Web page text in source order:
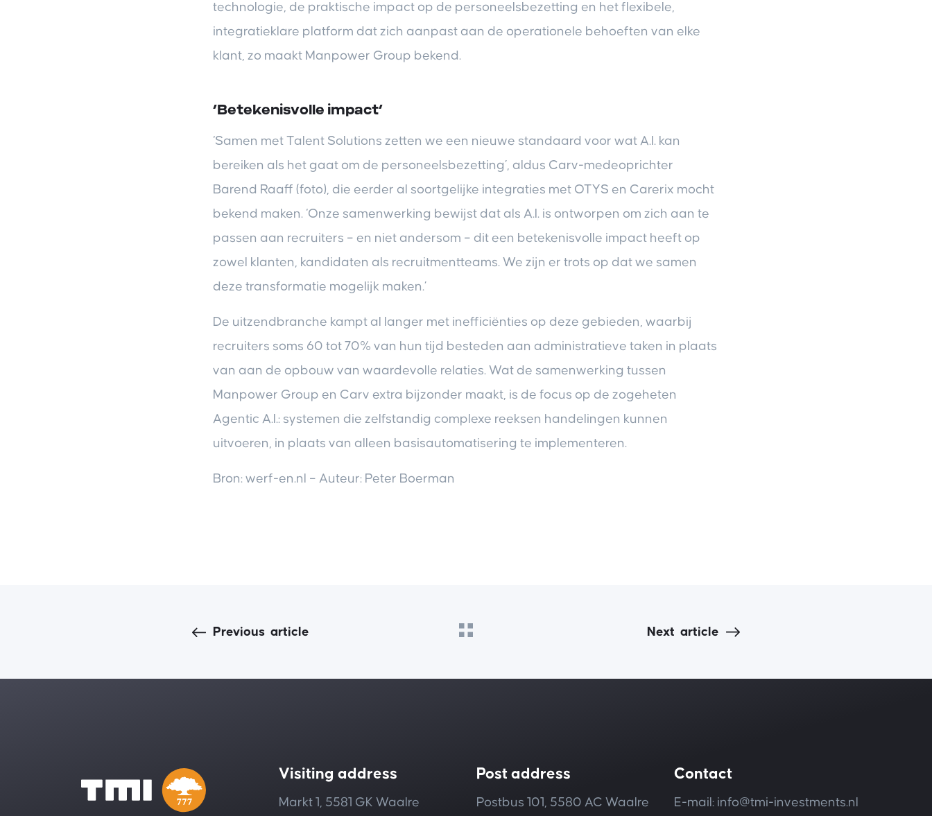
technologie, de praktische impact op de personeelsbezetting en het flexibele,
integratieklare platform dat zich aanpast aan de operationele behoeften van elke
klant, zo maakt Manpower Group bekend.
‘Betekenisvolle impact’
‘Samen met Talent Solutions zetten we een nieuwe standaard voor wat A.I. kan
bereiken als het gaat om de personeelsbezetting’, aldus Carv-medeoprichter
Barend Raaff (foto), die eerder al soortgelijke integraties met OTYS en Carerix mocht
bekend maken. ‘Onze samenwerking bewijst dat als A.I. is ontworpen om zich aan te
passen aan recruiters – en niet andersom – dit een betekenisvolle impact heeft op
zowel klanten, kandidaten als recruitmentteams. We zijn er trots op dat we samen
deze transformatie mogelijk maken.’
De uitzendbranche kampt al langer met inefficiënties op deze gebieden, waarbij
recruiters soms 60 tot 70% van hun tijd besteden aan administratieve taken in plaats
van aan de opbouw van waardevolle relaties. Wat de samenwerking tussen
Manpower Group en Carv extra bijzonder maakt, is de focus op de zogeheten
Agentic A.I.: systemen die zelfstandig complexe reeksen handelingen kunnen
uitvoeren, in plaats van alleen basisautomatisering te implementeren.
Bron: werf-en.nl – Auteur: Peter Boerman
Previous article Next article
Visiting address
Markt 1, 5581 GK Waalre
Post address
Postbus 101, 5580 AC Waalre
Contact
E-mail: info@tmi-investments.nl